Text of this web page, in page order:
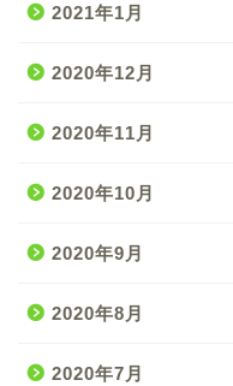
2021年1月
2020年12月
2020年11月
2020年10月
2020年9月
2020年8月
2020年7月